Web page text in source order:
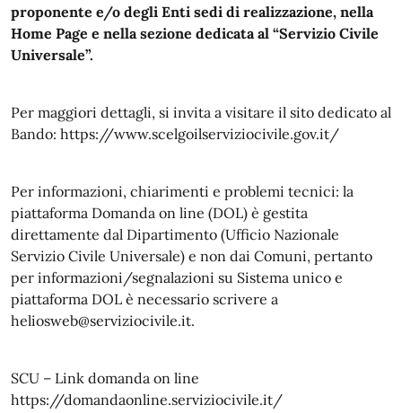
proponente e/o degli Enti sedi di realizzazione, nella
Home Page e nella sezione dedicata al “Servizio Civile
Universale”.
Per maggiori dettagli, si invita a visitare il sito dedicato al
Bando: https://www.scelgoilserviziocivile.gov.it/
Per informazioni, chiarimenti e problemi tecnici: la
piattaforma Domanda on line (DOL) è gestita
direttamente dal Dipartimento (Ufficio Nazionale
Servizio Civile Universale) e non dai Comuni, pertanto
per informazioni/segnalazioni su Sistema unico e
piattaforma DOL è necessario scrivere a
heliosweb@serviziocivile.it.
SCU – Link domanda on line
https://domandaonline.serviziocivile.it/